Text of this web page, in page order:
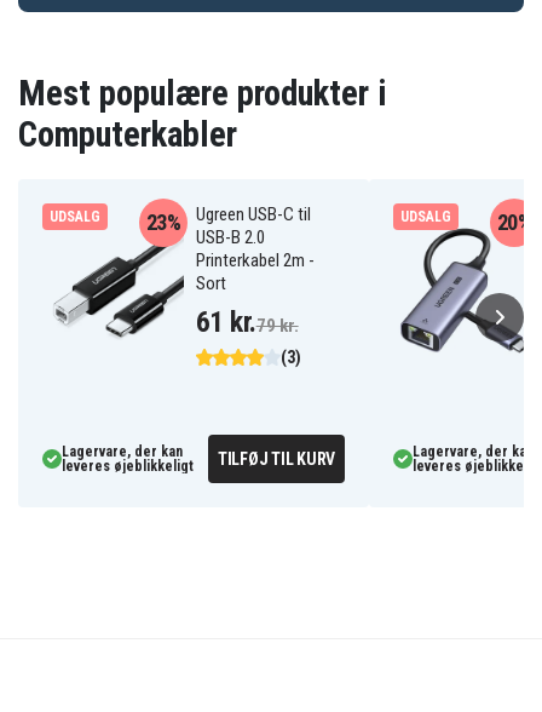
Mest populære produkter i
Computerkabler
UDSALG
Ugreen USB-C til
USB-B 2.0
Printerkabel 2m -
Sort
(3)
23%
61 kr.79 kr.
Lagervare, der kan
leveres øjeblikkeligt
TILFØJ TIL KURV
UDSALG 20%
Lagervare, der kan
leveres